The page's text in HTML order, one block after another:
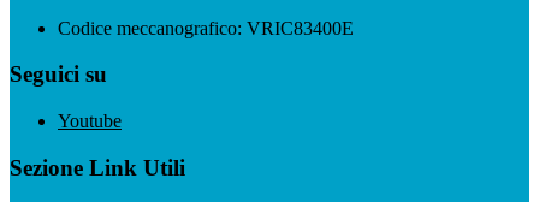
Codice meccanografico: VRIC83400E
Seguici su
Youtube
Sezione Link Utili